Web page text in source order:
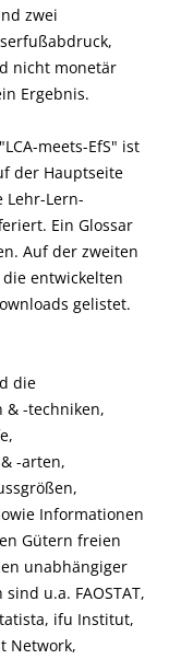
zwei
nicht monetär
Ergebnis.
meets-EfS" ist
der Hauptseite
Lehr-Lern-
Ein Glossar
Auf der zweiten
entwickelten
gelistet.
die
& -techniken,
-arten,
Informationen
Gütern freien
unabhängiger
u.a. FAOSTAT,
ifu Institut,
Network,